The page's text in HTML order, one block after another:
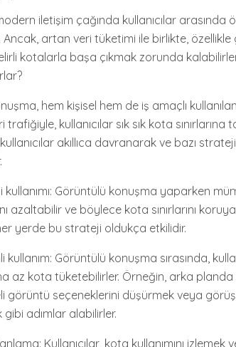
iletişim çağında kullanıcılar
Ancak, artan veri tüketimi ile birlikte, özellikle
kotalarla başa çıkmak zorunda
hem kişisel hem de iş amaçlı
kullanıcılar sık sık kota sınırlarına
akıllıca davranarak ve bazı
kullanımı: Görüntülü konuşma yaparken
azaltabilir ve böylece kota sınırlarını
yerde bu strateji oldukça etkilidir.
kullanım: Görüntülü konuşma sırasında,
az kota tüketebilirler. Örneğin, arka
görüntü seçeneklerini düşürmek veya
adımlar alabilirler.
Kullanıcılar, kota kullanımını